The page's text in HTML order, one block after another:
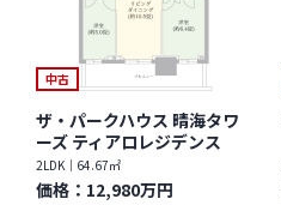
中古
ザ・パークハウス 晴海タワ
ーズ ティアロレジデンス
2LDK｜64.67㎡
価格： 12,980万円